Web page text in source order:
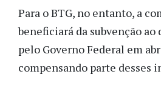
Para o BTG, no entanto, a
beneficiará da subvenção ao
pelo Governo Federal em
compensando parte desses